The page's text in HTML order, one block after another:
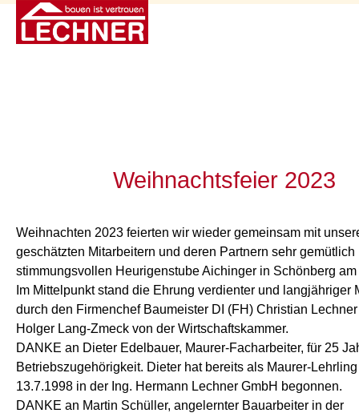
Weihnachtsfeier 2023
Weihnachten 2023 feierten wir wieder gemeinsam mit
geschätzten Mitarbeitern und deren Partnern sehr gemütlich
stimmungsvollen Heurigenstube Aichinger in Schönberg
Im Mittelpunkt stand die Ehrung verdienter und langjähriger
durch den Firmenchef Baumeister DI (FH) Christian
Holger Lang-Zmeck von der Wirtschaftskammer.
DANKE an Dieter Edelbauer, Maurer-Facharbeiter, für 25
Betriebszugehörigkeit. Dieter hat bereits als Maurer-
13.7.1998 in der Ing. Hermann Lechner GmbH begonnen.
DANKE an Martin Schüller, angelernter Bauarbeiter in der